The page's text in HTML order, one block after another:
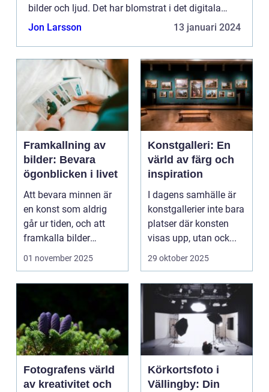
bilder och ljud. Det har blomstrat i det digitala
åldern och blivit en integrerad del av vår moderna
Jon Larsson 13 januari 2024
Framkallning av
bilder: Bevara
ögonblicken i livet
Att bevara minnen är
en konst som aldrig
går ur tiden, och att
framkalla bilder
erbjuder ...
01 november 2025
Konstgalleri: En
värld av färg och
inspiration
I dagens samhälle är
konstgallerier inte bara
platser där konsten
visas upp, utan ock...
29 oktober 2025
Fotografens värld
av kreativitet och
Körkortsfoto i
Vällingby: Din